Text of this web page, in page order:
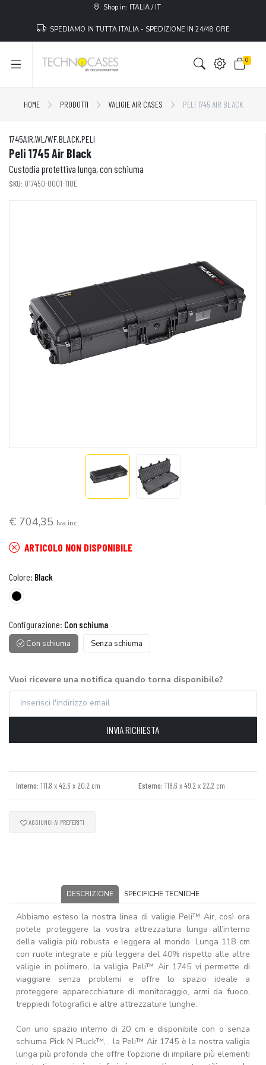
Shop in: ITALIA / IT
SPEDIAMO IN TUTTA ITALIA - SPEDIZIONE IN 24/48 ORE
0
HOME PRODOTTI VALIGIE AIR CASES PELI 1745 AIR BLACK
1745AIR,WL/WF,BLACK,PELI
Peli 1745 Air Black
Custodia protettiva lunga, con schiuma
SKU: 017450-0001-110E
€ 704,35 Iva inc.
ARTICOLO NON DISPONIBILE
Colore: Black
Configurazione: Con schiuma
Con schiuma Senza schiuma
Vuoi ricevere una notifica quando torna disponibile?
INVIA RICHIESTA
Interno: 111,8 x 42,6 x 20,2 cm Esterno: 118,6 x 49,2 x 22,2 cm
AGGIUNGI AI PREFERITI
DESCRIZIONE SPECIFICHE TECNICHE
Abbiamo esteso la nostra linea di valigie Peli™ Air, così ora
potete proteggere la vostra attrezzatura lunga all’interno
della valigia più robusta e leggera al mondo. Lunga 118 cm
con ruote integrate e più leggera del 40% rispetto alle altre
valigie in polimero, la valigia Peli™ Air 1745 vi permette di
viaggiare senza problemi e offre lo spazio ideale a
proteggere apparecchiature di monitoraggio, armi da fuoco,
treppiedi fotografici e altre attrezzature lunghe.
Con uno spazio interno di 20 cm e disponibile con o senza
schiuma Pick N Pluck™, , la Peli™ Air 1745 è la nostra valigia
lunga più profonda che offre l’opzione di impilare più elementi